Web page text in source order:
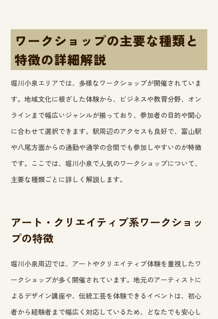
ワークショップの主要な種類と
特徴の詳細解説
堀川小泉エリアでは、多様なワークショップが開催されていま
す。地域文化に根ざした体験から、ビジネスや教育分野、オン
ラインまで幅広いジャンルが揃っており、参加者の目的や関心
に合わせて選択できます。駅周辺のアクセスも良好で、富山駅
や八尾方面からの通勤や通学の合間でも参加しやすいのが特徴
です。ここでは、堀川小泉で人気のワークショップについて、
主要な種類ごとに詳しく解説します。
アート・クリエイティブ系ワークショッ
プの特徴
堀川小泉周辺では、アートやクリエイティブ体験を重視したワ
ークショップが多く開催されています。地元のアーティストに
よるデザイン講座や、伝統工芸を体験できるイベントは、初心
者から経験者まで幅広く対応しているため、どなたでも安心し